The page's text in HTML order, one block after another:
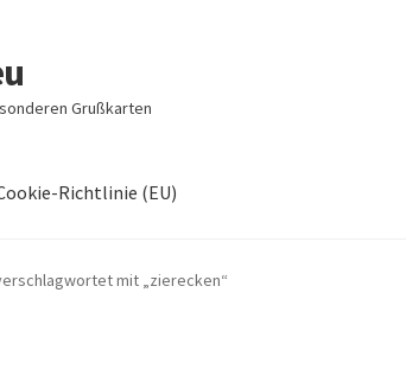
Grußkarten
Richtlinie (EU)
Richtlinie (EU) Echtheit von Bewertungen
mit „zierecken“